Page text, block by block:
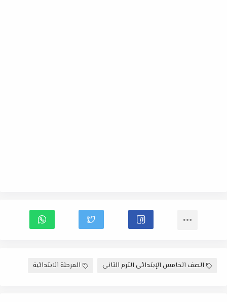
الصف الخامس الإبتدائى الترم الثانى المرحلة الابتدائية